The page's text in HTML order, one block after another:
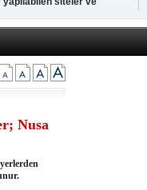
Hollanda iş ilanları
Nusa